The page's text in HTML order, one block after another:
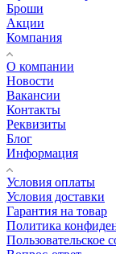
Броши
Акции
Компания
О компании
Новости
Вакансии
Контакты
Реквизиты
Блог
Информация
Условия оплаты
Условия доставки
Гарантия на товар
Политика
Пользовательское